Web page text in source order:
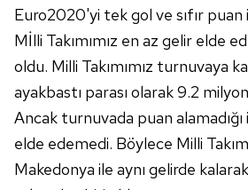
Euro2020'yi tek gol ve sıfır
Mİlli Takımımız en az gelir elde
oldu. Milli Takımımız turnuvaya
ayakbastı parası olarak 9.2
Ancak turnuvada puan
elde edemedi. Böylece Milli
Makedonya ile aynı gelirde